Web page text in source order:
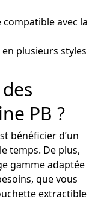
avec la
plusieurs styles
PB ?
bénéficier d’un
temps. De plus,
gamme adaptée
que vous
extractible